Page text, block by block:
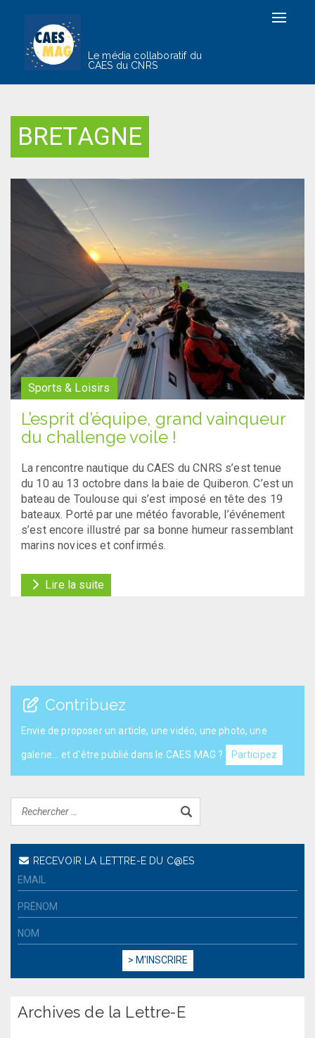
Le média collaboratif du
CAES du CNRS
Toggle
BRETAGNE
Sports & Loisirs
L’esprit d’équipe, grand vainqueur
du challenge voile !
La rencontre nautique du CAES du CNRS s’est tenue
du 10 au 13 octobre dans la baie de Quiberon. C’est un
bateau de Toulouse qui s’est imposé en tête des 19
bateaux. Porté par une météo favorable, l’événement
s’est encore illustré par sa bonne humeur rassemblant
marins novices et confirmés.
Lire la suite
Contribuez
Envie de proposer un article, une vidéo, une photo, une
galerie... et d'être publié dans le CAES MAG ? Participez
RECEVOIR LA LETTRE-E DU C@ES
Archives de la Lettre-E